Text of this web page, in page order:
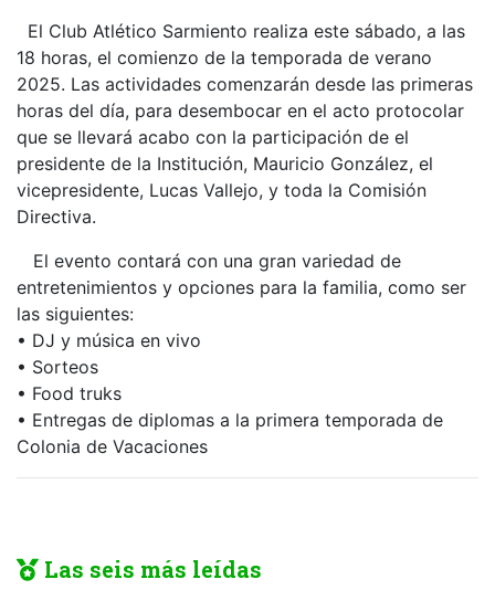
El Club Atlético Sarmiento realiza este sábado, a las
18 horas, el comienzo de la temporada de verano
2025. Las actividades comenzarán desde las primeras
horas del día, para desembocar en el acto protocolar
que se llevará acabo con la participación de el
presidente de la Institución, Mauricio González, el
vicepresidente, Lucas Vallejo, y toda la Comisión
Directiva.
El evento contará con una gran variedad de
entretenimientos y opciones para la familia, como ser
las siguientes:
• DJ y música en vivo
• Sorteos
• Food truks
• Entregas de diplomas a la primera temporada de
Colonia de Vacaciones
Las seis más leídas